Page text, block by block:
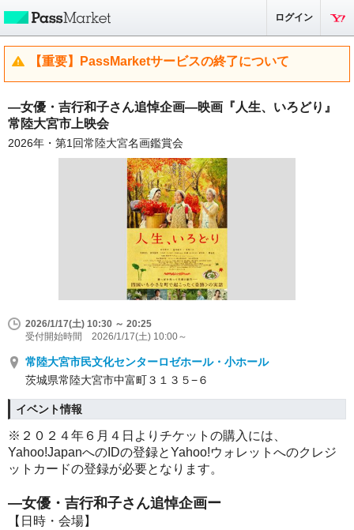
ログイン
【重要】PassMarketサービスの終了について
―女優・吉行和子さん追悼企画―映画『人生、いろどり』
常陸大宮市上映会
2026年・第1回常陸大宮名画鑑賞会
2026/1/17(土) 10:30 ～ 20:25
受付開始時間 2026/1/17(土) 10:00～
常陸大宮市民文化センターロゼホール・小ホール
茨城県常陸大宮市中富町３１３５−６
イベント情報
※２０２４年６月４日よりチケットの購入には、
Yahoo!JapanへのIDの登録とYahoo!ウォレットへのクレジ
ットカードの登録が必要となります。
—女優・吉行和子さん追悼企画ー
【日時・会場】